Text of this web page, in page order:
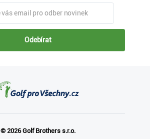
Odebírat
© 2026 Golf Brothers s.r.o.